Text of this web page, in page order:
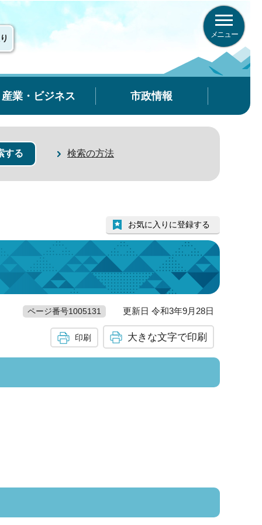
メニュー
産業・ビジネス 市政情報
検索の方法
お気に入りに登録する
ページ番号1005131 更新日 令和3年9月28日
印刷 大きな文字で印刷